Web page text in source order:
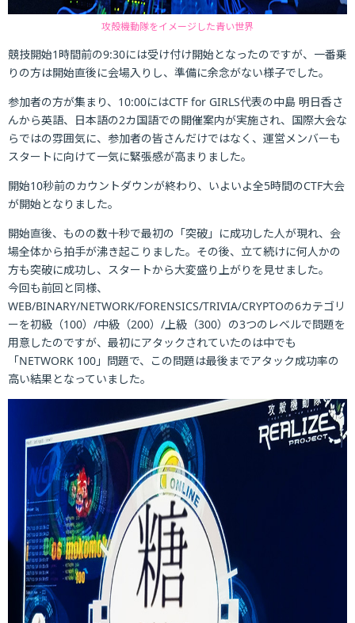
攻殻機動隊をイメージした青い世界
競技開始1時間前の9:30には受け付け開始となったのですが、一番乗
りの方は開始直後に会場入りし、準備に余念がない様子でした。
参加者の方が集まり、10:00にはCTF for GIRLS代表の中島 明日香さ
んから英語、日本語の2カ国語での開催案内が実施され、国際大会な
らではの雰囲気に、参加者の皆さんだけではなく、運営メンバーも
スタートに向けて一気に緊張感が高まりました。
開始10秒前のカウントダウンが終わり、いよいよ全5時間のCTF大会
が開始となりました。
開始直後、ものの数十秒で最初の「突破」に成功した人が現れ、会
場全体から拍手が沸き起こりました。その後、立て続けに何人かの
方も突破に成功し、スタートから大変盛り上がりを見せました。
今回も前回と同様、
WEB/BINARY/NETWORK/FORENSICS/TRIVIA/CRYPTOの6カテゴリ
ーを初級（100）/中級（200）/上級（300）の3つのレベルで問題を
用意したのですが、最初にアタックされていたのは中でも
「NETWORK 100」問題で、この問題は最後までアタック成功率の
高い結果となっていました。